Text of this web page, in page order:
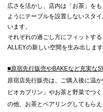
広さを活かし、店内は「お茶」を
ようにテーブルを設置しないスタ
います。
それぞれの過ごし方にフィットす
ALLEYの新しい空間を生み出します
■原宿先行販売やBAKEなど充実な
原宿店先行販売は、ご購入後に温
ピオカプリン」やお茶と野菜でつ
の他、お茶とペアリングしてもら